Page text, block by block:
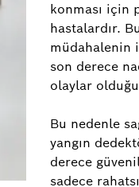
konması için
hastalardır.
müdahalenin
son derece
olaylar
Bu nedenle
yangın
derece
sadece